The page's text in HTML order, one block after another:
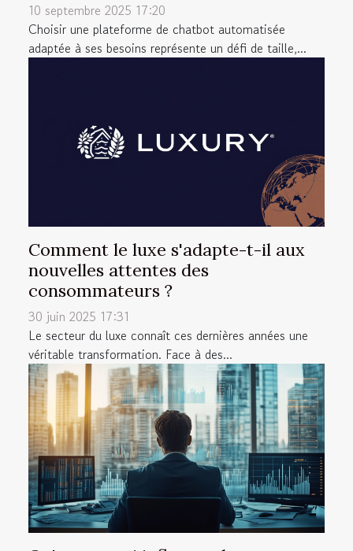
10 septembre 2025 17:20
Choisir une plateforme de chatbot automatisée
adaptée à ses besoins représente un défi de taille,...
Comment le luxe s'adapte-t-il aux
nouvelles attentes des
consommateurs ?
30 juin 2025 17:31
Le secteur du luxe connaît ces dernières années une
véritable transformation. Face à des...